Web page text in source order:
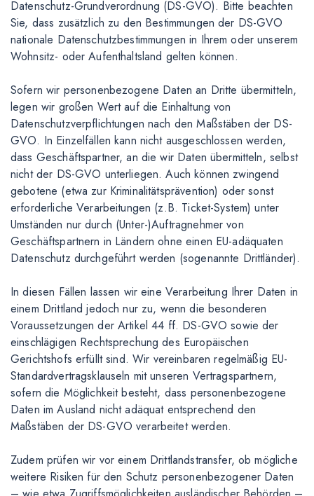
Datenschutz-Grundverordnung (DS-GVO). Bitte beachten
Sie, dass zusätzlich zu den Bestimmungen der DS-GVO
nationale Datenschutzbestimmungen in Ihrem oder unserem
Wohnsitz- oder Aufenthaltsland gelten können.
Sofern wir personenbezogene Daten an Dritte übermitteln,
legen wir großen Wert auf die Einhaltung von
Datenschutzverpflichtungen nach den Maßstäben der DS-
GVO. In Einzelfällen kann nicht ausgeschlossen werden,
dass Geschäftspartner, an die wir Daten übermitteln, selbst
nicht der DS-GVO unterliegen. Auch können zwingend
gebotene (etwa zur Kriminalitätsprävention) oder sonst
erforderliche Verarbeitungen (z.B. Ticket-System) unter
Umständen nur durch (Unter-)Auftragnehmer von
Geschäftspartnern in Ländern ohne einen EU-adäquaten
Datenschutz durchgeführt werden (sogenannte Drittländer).
In diesen Fällen lassen wir eine Verarbeitung Ihrer Daten in
einem Drittland jedoch nur zu, wenn die besonderen
Voraussetzungen der Artikel 44 ff. DS-GVO sowie der
einschlägigen Rechtsprechung des Europäischen
Gerichtshofs erfüllt sind. Wir vereinbaren regelmäßig EU-
Standardvertragsklauseln mit unseren Vertragspartnern,
sofern die Möglichkeit besteht, dass personenbezogene
Daten im Ausland nicht adäquat entsprechend den
Maßstäben der DS-GVO verarbeitet werden.
Zudem prüfen wir vor einem Drittlandstransfer, ob mögliche
weitere Risiken für den Schutz personenbezogener Daten